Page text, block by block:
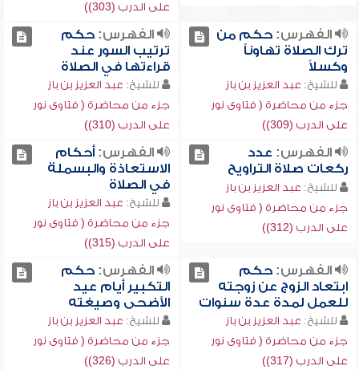
على الدرب (303))
الفهرس:حكم من
ترك الصلاة تهاوناً
وكسلاً
للشيخ: عبد العزيز بن باز
جزء من محاضرة ( فتاوى نور
على الدرب (309))
الفهرس:حكم
ترتيب السور عند
قراءتها في الصلاة
للشيخ: عبد العزيز بن باز
جزء من محاضرة ( فتاوى نور
على الدرب (310))
الفهرس: عدد
ركعات صلاة التراويح
للشيخ: عبد العزيز بن باز
جزء من محاضرة ( فتاوى نور
على الدرب (312))
الفهرس:أحكام
الاستعاذة والبسملة
في الصلاة
للشيخ: عبد العزيز بن باز
جزء من محاضرة ( فتاوى نور
على الدرب (315))
الفهرس:حكم
ابتعاد الزوج عن زوجته
للعمل لمدة عدة سنوات
للشيخ: عبد العزيز بن باز
جزء من محاضرة ( فتاوى نور
على الدرب (317))
الفهرس:حكم
التكبير أيام عيد
الأضحى وصيغته
للشيخ: عبد العزيز بن باز
جزء من محاضرة ( فتاوى نور
على الدرب (326))